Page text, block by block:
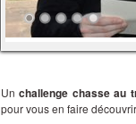
Unchallenge chasse au
pour vous en faire